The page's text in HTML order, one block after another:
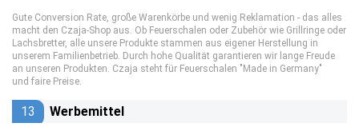
Gute Conversion Rate, große Warenkörbe und wenig Reklamation - das alles
macht den Czaja-Shop aus. Ob Feuerschalen oder Zubehör wie Grillringe oder
Lachsbretter, alle unsere Produkte stammen aus eigener Herstellung in
unserem Familienbetrieb. Durch hohe Qualität garantieren wir lange Freude
an unseren Produkten. Czaja steht für Feuerschalen "Made in Germany"
und faire Preise.
13 Werbemittel